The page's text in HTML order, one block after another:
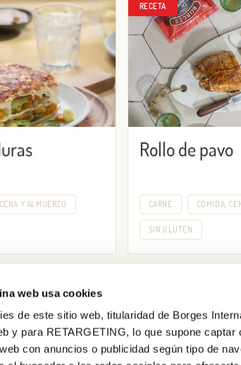
web usa cookies
de este sitio web, titularidad de Borges
y para RETARGETING, lo que supone
con anuncios o publicidad según tipo de
Y ALMUERZO
RECETA
Rollo de pavo
CARNE COMIDA,
SIN GLUTEN
¿Quieres conocer todas